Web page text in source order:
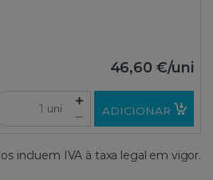
46,60 €/uni
uni ADICIONAR
incluem IVA à taxa legal em vigor.